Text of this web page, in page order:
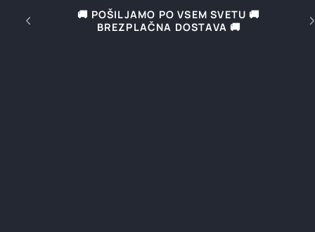
na
🚚 POŠILJAMO PO VSEM SVETU 🚚
BREZPLAČNA DOSTAVA 🚚